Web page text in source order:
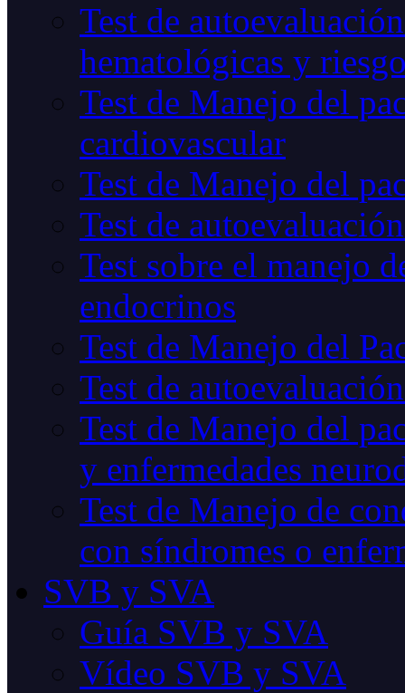
Test de
hematológicas y
Test de Manejo del
cardiovascular
Test de Manejo del
Test de
Test sobre el manejo
endocrinos
Test de Manejo del
Test de
Test de Manejo del
y enfermedades
Test de Manejo de
con síndromes o
SVB y SVA
Guía SVB y SVA
Vídeo SVB y SVA